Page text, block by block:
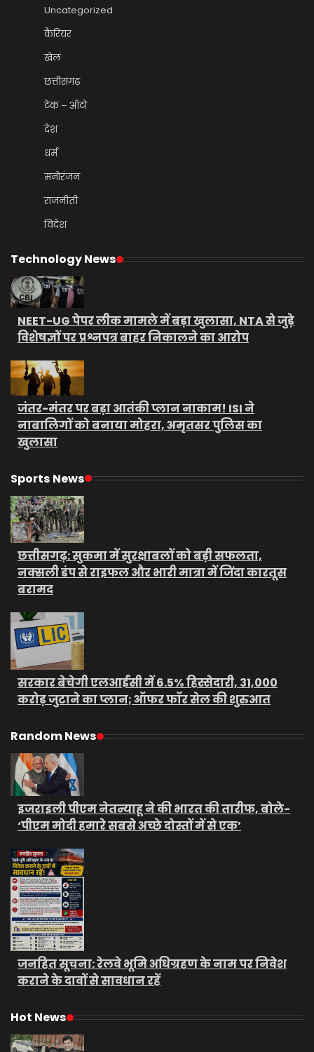
Uncategorized
कैरियर
खेल
छत्तीसगढ़
टेक – ऑटो
देश
धर्म
मनोरंजन
राजनीती
विदेश
Technology News
NEET-UG पेपर लीक मामले में बड़ा खुलासा, NTA से जुड़े
विशेषज्ञों पर प्रश्नपत्र बाहर निकालने का आरोप
जंतर-मंतर पर बड़ा आतंकी प्लान नाकाम! ISI ने
नाबालिगों को बनाया मोहरा, अमृतसर पुलिस का
खुलासा
Sports News
छत्तीसगढ़: सुकमा में सुरक्षाबलों को बड़ी सफलता,
नक्सली डंप से राइफल और भारी मात्रा में जिंदा कारतूस
बरामद
सरकार बेचेगी एलआईसी में 6.5% हिस्सेदारी, 31,000
करोड़ जुटाने का प्लान; ऑफर फॉर सेल की शुरुआत
Random News
इजराइली पीएम नेतन्याहू ने की भारत की तारीफ, बोले-
‘पीएम मोदी हमारे सबसे अच्छे दोस्तों में से एक’
जनहित सूचना: रेलवे भूमि अधिग्रहण के नाम पर निवेश
कराने के दावों से सावधान रहें
Hot News